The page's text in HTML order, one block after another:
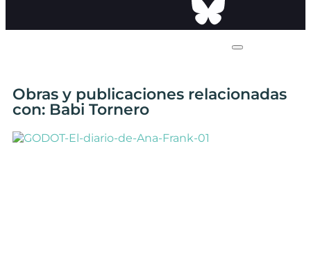
Obras y publicaciones relacionadas
con: Babi Tornero